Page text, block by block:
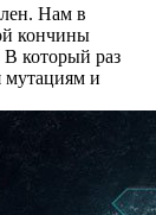
Нам в
кончины
В который раз
мутациям и